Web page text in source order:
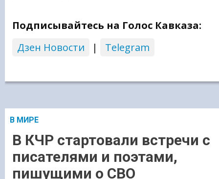
Подписывайтесь на Голос Кавказа:
Дзен Новости
| Telegram
В МИРЕ
В КЧР стартовали встречи с
писателями и поэтами,
пишущими о СВО